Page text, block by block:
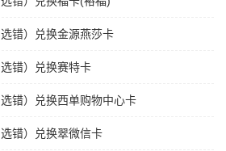
错）兑换金源燕莎卡
错）兑换赛特卡
错）兑换西单购物中心卡
错）兑换翠微信卡